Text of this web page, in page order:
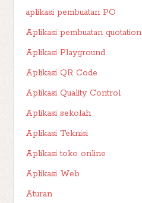
aplikasi pembuatan PO
Aplikasi pembuatan quotation
Aplikasi Playground
Aplikasi QR Code
Aplikasi Quality Control
Aplikasi sekolah
Aplikasi Teknisi
Aplikasi toko online
Aplikasi Web
Aturan